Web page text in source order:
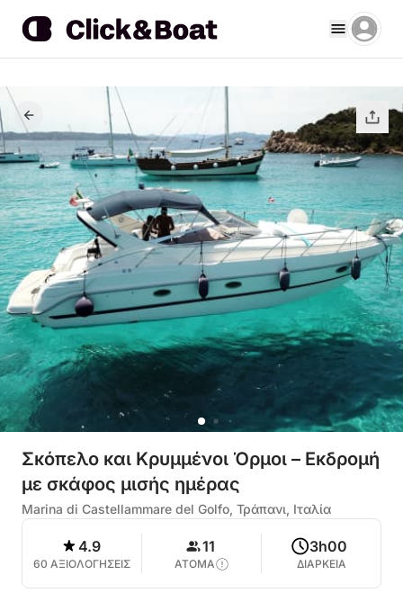
Σκόπελο και Κρυμμένοι Όρμοι – Εκδρομή
με σκάφος μισής ημέρας
Marina di Castellammare del Golfo, Τράπανι, Ιταλία
4.9
60 ΑΞΙΟΛΟΓΗΣΕΙΣ
11
ΑΤΟΜΑ
3h00
ΔΙΑΡΚΕΙΑ